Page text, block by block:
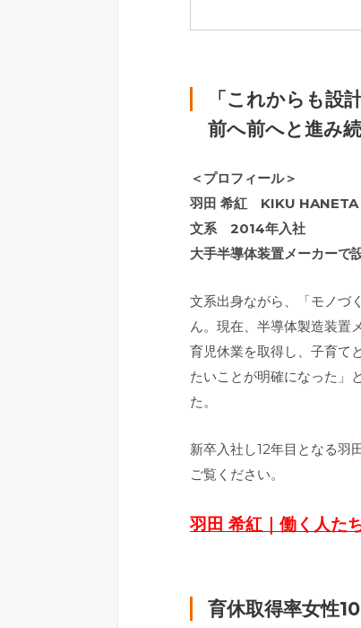
「これからも設
前へ前へと進み続
＜プロフィール＞
羽田 希紅 KIKU HANETA
文系 2014年入社
大手半導体装置メーカーで
文系出身ながら、「モノづ
ん。現在、半導体製造装置
育児休業を取得し、子育て
たいことが明確になった」
た。
新卒入社し12年目となる羽
ご覧ください。
羽田 希紅｜働く人た
育休取得率女性